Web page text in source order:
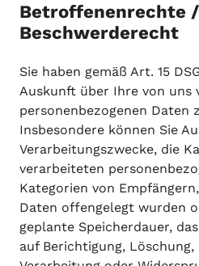
Betroffenenrechte /
Beschwerderecht
Sie haben gemäß Art. 15
Auskunft über Ihre von uns
personenbezogenen Daten
Insbesondere können Sie
Verarbeitungszwecke, die
verarbeiteten
Kategorien von
Daten offengelegt wurden
geplante Speicherdauer,
auf Berichtigung,